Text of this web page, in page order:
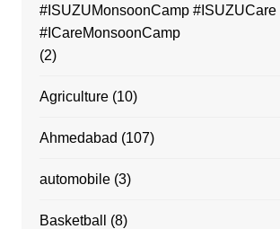
#ISUZUMonsoonCamp #ISUZUCare
#ICareMonsoonCamp
(2)
Agriculture(10)
Ahmedabad (107)
automobile(3)
Basketball (8)